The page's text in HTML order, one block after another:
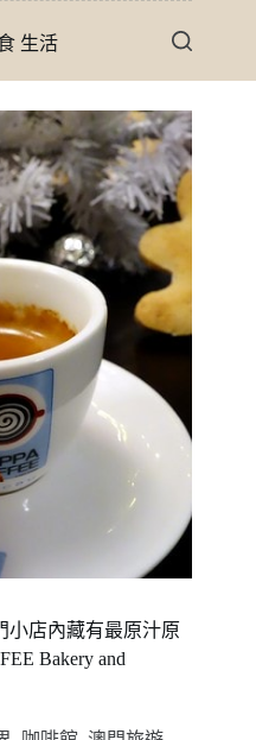
生活
小店內藏有最原汁原
Bakery and